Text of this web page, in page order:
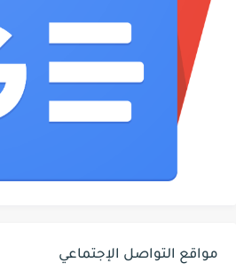
مواقع التواصل الإجتماعي